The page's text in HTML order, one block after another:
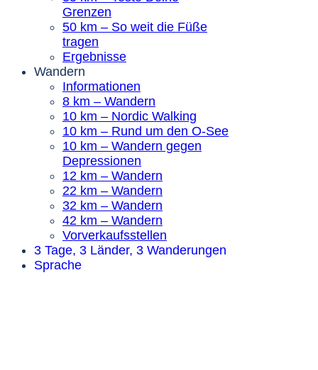
Grenzen
50 km – So weit die Füße
tragen
Ergebnisse
Wandern
Informationen
8 km – Wandern
10 km – Nordic Walking
10 km – Rund um den O-See
10 km – Wandern gegen
Depressionen
12 km – Wandern
22 km – Wandern
32 km – Wandern
42 km – Wandern
Vorverkaufsstellen
3 Tage, 3 Länder, 3 Wanderungen
Sprache